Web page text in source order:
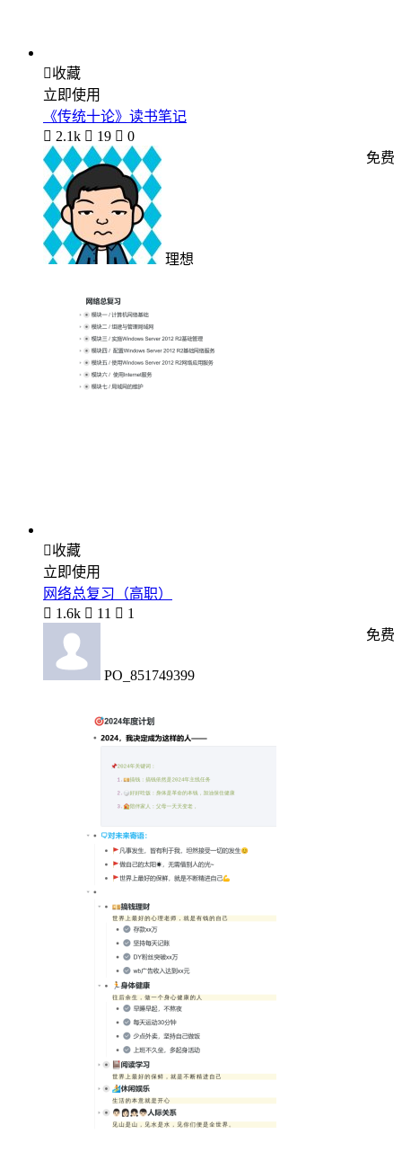
收藏
立即使用
《传统十论》读书笔记
 2.1k  19  0
理想
免费
收藏
立即使用
网络总复习（高职）
 1.6k  11  1
PO_851749399
免费